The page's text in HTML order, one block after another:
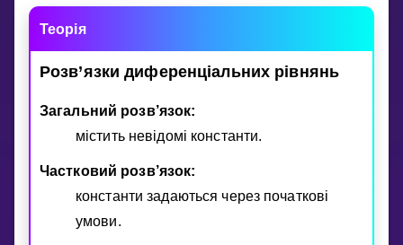
Увійти
Теорiя
Розв’язки диференцiальних рiвнянь
Загальний розв’язок:
мiстить невiдомi константи.
Частковий розв’язок:
константи задаються через початковi
умови.